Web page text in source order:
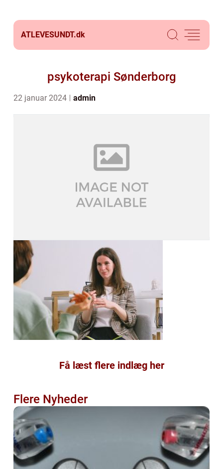
ATLEVESUNDT.dk
psykoterapi Sønderborg
22 januar 2024 admin
Få læst flere indlæg her
Flere Nyheder